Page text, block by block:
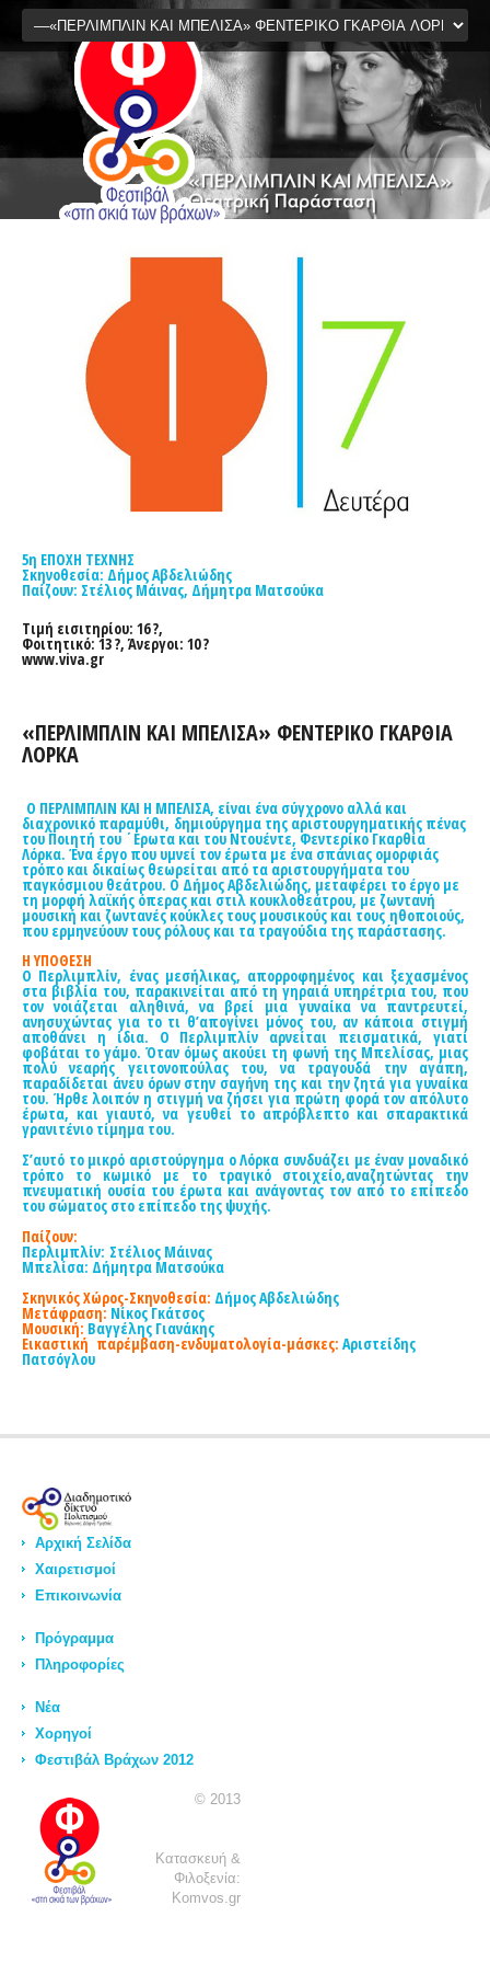
5η ΕΠΟΧΗ ΤΕΧΝΗΣ
Σκηνοθεσία: Δήμος Αβδελιώδης
Παίζουν: Στέλιος Μάινας, Δήμητρα Ματσούκα
Τιμή εισιτηρίου: 16 ?,
Φοιτητικό: 13 ?, Άνεργοι: 10 ?
www.viva.gr
«ΠΕΡΛΙΜΠΛΙΝ ΚΑΙ ΜΠΕΛΙΣΑ» ΦΕΝΤΕΡΙΚΟ ΓΚΑΡΘΙΑ
ΛΟΡΚΑ
Ο ΠΕΡΛΙΜΠΛΙΝ ΚΑΙ Η ΜΠΕΛΙΣΑ, είναι ένα σύγχρονο αλλά και
διαχρονικό παραμύθι, δημιούργημα της αριστουργηματικής πένας
του Ποιητή του ΄Ερωτα και του Ντουέντε, Φεντερίκο Γκαρθία
Λόρκα. Ένα έργο που υμνεί τον έρωτα με ένα σπάνιας ομορφιάς
τρόπο και δικαίως θεωρείται από τα αριστουργήματα του
παγκόσμιου θεάτρου. Ο Δήμος Αβδελιώδης, μεταφέρει το έργο με
τη μορφή λαϊκής όπερας και στιλ κουκλοθεάτρου, με ζωντανή
μουσική και ζωντανές κούκλες τους μουσικούς και τους ηθοποιούς,
που ερμηνεύουν τους ρόλους και τα τραγούδια της παράστασης.
Η ΥΠΟΘΕΣΗ
Ο Περλιμπλίν, ένας μεσήλικας, απορροφημένος και ξεχασμένος
στα βιβλία του, παρακινείται από τη γηραιά υπηρέτρια του, που
τον νοιάζεται αληθινά, να βρεί μια γυναίκα να παντρευτεί,
ανησυχώντας για το τι θ’απογίνει μόνος του, αν κάποια στιγμή
αποθάνει η ίδια. Ο Περλιμπλίν αρνείται πεισματικά, γιατί
φοβάται το γάμο. Όταν όμως ακούει τη φωνή της Μπελίσας, μιας
πολύ νεαρής γειτονοπούλας του, να τραγουδά την αγάπη,
παραδίδεται άνευ όρων στην σαγήνη της και την ζητά για γυναίκα
του. Ήρθε λοιπόν η στιγμή να ζήσει για πρώτη φορά τον απόλυτο
έρωτα, και γιαυτό, να γευθεί το απρόβλεπτο και σπαρακτικά
γρανιτένιο τίμημα του.
Σ’αυτό το μικρό αριστούργημα ο Λόρκα συνδυάζει με έναν μοναδικό
τρόπο το κωμικό με το τραγικό στοιχείο,αναζητώντας την
πνευματική ουσία του έρωτα και ανάγοντας τον από το επίπεδο
του σώματος στο επίπεδο της ψυχής.
Παίζουν:
Περλιμπλίν: Στέλιος Μάινας
Μπελίσα: Δήμητρα Ματσούκα
Σκηνικός Χώρος-Σκηνοθεσία: Δήμος Αβδελιώδης
Μετάφραση: Νίκος Γκάτσος
Μουσική: Βαγγέλης Γιανάκης
Εικαστική παρέμβαση-ενδυματολογία-μάσκες: Αριστείδης
Πατσόγλου
Αρχική Σελίδα
Χαιρετισμοί
Επικοινωνία
Πρόγραμμα
Πληροφορίες
Νέα
Χορηγοί
Φεστιβάλ Βράχων 2012
© 2013
Κατασκευή &
Φιλοξενία:
Komvos.gr